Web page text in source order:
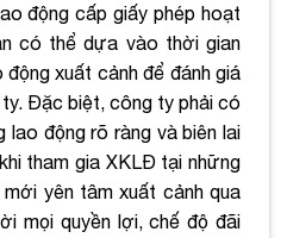
động cấp giấy phép hoạt
có thể dựa vào thời gian
xuất cảnh để đánh giá
Đặc biệt, công ty phải có
lao động rõ ràng và biên lai
tham gia XKLĐ tại những
yên tâm xuất cảnh qua
mọi quyền lợi, chế độ đãi